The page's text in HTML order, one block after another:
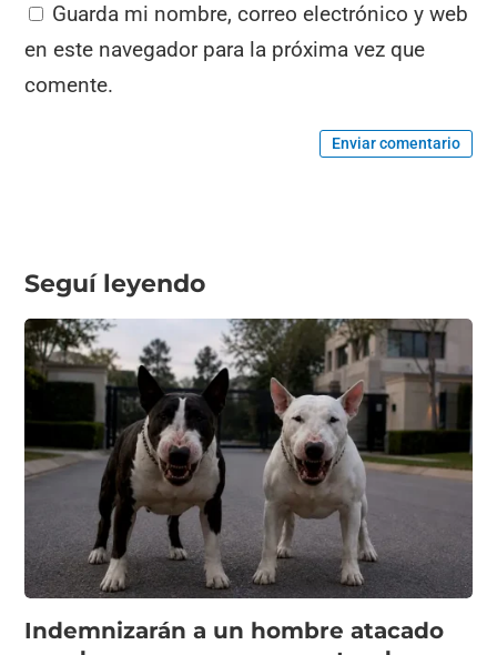
Guarda mi nombre, correo electrónico y web
en este navegador para la próxima vez que
comente.
Enviar comentario
Seguí leyendo
Indemnizarán a un hombre atacado